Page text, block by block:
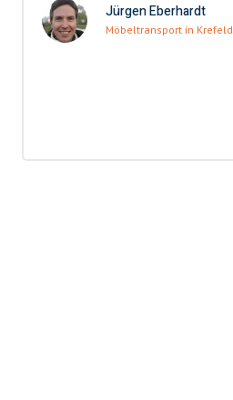
Jürgen Eberhardt
Möbeltransport in Krefeld